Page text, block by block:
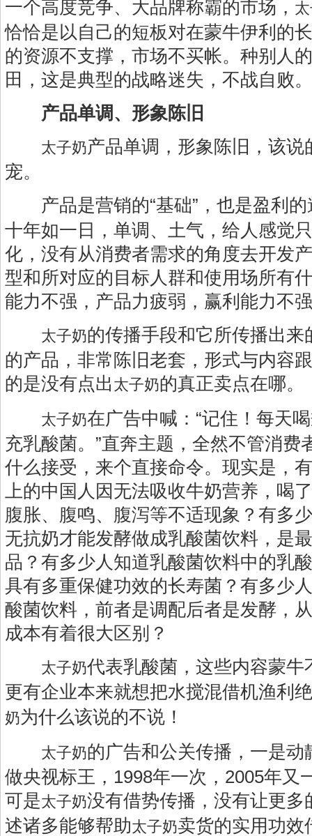
一个高度竞争、大品牌称霸的市场，
恰恰是以自己的短板对在蒙牛伊利的
的资源不支撑，市场不买帐。种别人
田，这是典型的战略迷失，不战自败。
产品单调、形象陈旧
太子奶产品单调，形象陈旧，该说
宠。
产品是营销的“基础”，也是盈利的
十年如一日，单调、土气，给人感觉
化，没有从消费者需求的角度去开发
型和所对应的目标人群和使用场所有
能力不强，产品力疲弱，赢利能力不
太子奶的传播手段和它所传播出来
的产品，非常陈旧老套，形式与内容
的是没有点出 太子奶的真正卖点在哪。
太子奶在广告中喊：“记住！每天
充乳酸菌。”直奔主题，全然不管消费
什么接受，来个直接命令。现实是，
上的中国人因无法吸收牛奶营养，喝
腹胀、腹鸣、腹泻等不适现象？有多
无抗奶才能发酵做成乳酸菌饮料，是
品？有多少人知道乳酸菌饮料中的乳
具有多重保健功效的长寿菌？有多少
酸菌饮料，前者是调配后者是发酵，
成本有着很大区别？
太子奶代表乳酸菌，这些内容蒙牛
更有企业本来就想把水搅混借机渔利
奶为什么该说的不说！
太子奶的广告和公关传播，一是动
做央视标王，1998年一次，2005年又
可是太子奶没有借势传播，没有让更多
述诸多能够帮助太子奶卖货的实用功效